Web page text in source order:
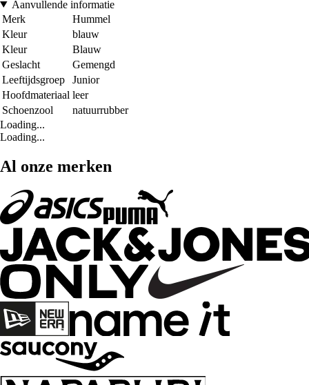
Aanvullende informatie
Merk
Hummel
Kleur
blauw
Kleur
Blauw
Geslacht
Gemengd
Leeftijdsgroep
Junior
Hoofdmateriaal leer
Schoenzool
natuurrubber
Loading...
Loading...
Al onze merken